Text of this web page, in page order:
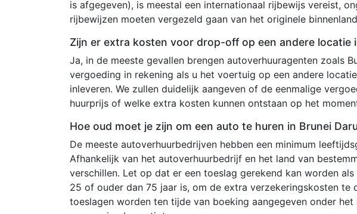
is afgegeven), is meestal een internationaal rijbewijs vereist,
rijbewijzen moeten vergezeld gaan van het originele
Zijn er extra kosten voor drop-off op een andere locatie
Ja, in de meeste gevallen brengen autoverhuuragenten zoals
vergoeding in rekening als u het voertuig op een andere
inleveren. We zullen duidelijk aangeven of de eenmalige
huurprijs of welke extra kosten kunnen ontstaan op het
Hoe oud moet je zijn om een auto te huren in Brunei
De meeste autoverhuurbedrijven hebben een minimum
Afhankelijk van het autoverhuurbedrijf en het land van
verschillen. Let op dat er een toeslag gerekend kan worden
25 of ouder dan 75 jaar is, om de extra verzekeringskosten te
toeslagen worden ten tijde van boeking aangegeven onder